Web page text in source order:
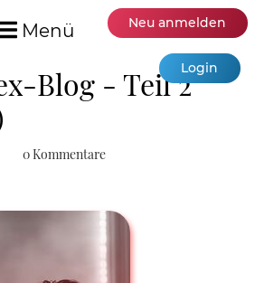
Menü Neu anmelden
Login
Blog - Teil 2
0 Kommentare